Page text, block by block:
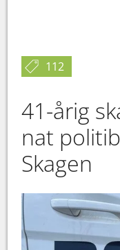
112
41-årig
nat
Skagen